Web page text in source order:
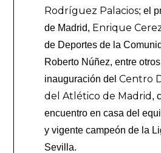
Rodríguez Palacios; el
de Madrid, Enrique
de Deportes de la
Roberto Núñez, entre
inauguración delCentro
del Atlético de Madrid ,
encuentro en casa del
y vigente campeón de la
Sevilla.